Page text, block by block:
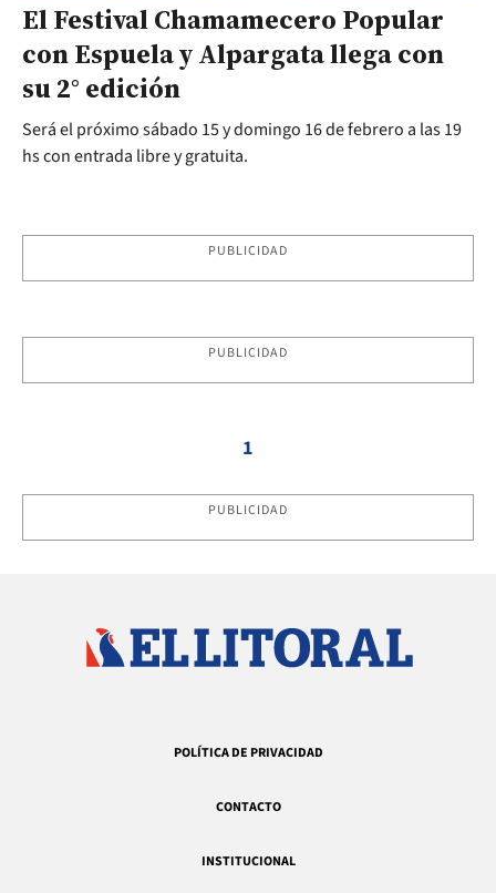
El Festival Chamamecero Popular
con Espuela y Alpargata llega con
su 2° edición
Será el próximo sábado 15 y domingo 16 de febrero a las 19
hs con entrada libre y gratuita.
PUBLICIDAD
PUBLICIDAD
1
PUBLICIDAD
POLÍTICA DE PRIVACIDAD
CONTACTO
INSTITUCIONAL